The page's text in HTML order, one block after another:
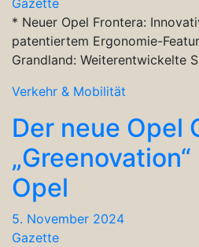
* Neuer Opel Frontera:
patentiertem Ergonomie-
Grandland: Weiterentwickelte
Verkehr & Mobilität
Der neue Opel
Opel
5. November 2024
Gazette